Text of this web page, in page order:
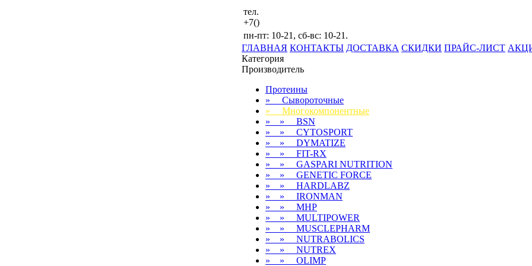
тел.
+7()
пн-пт: 10-21, сб-вс: 10-21.
ГЛАВНАЯ КОНТАКТЫ ДОСТАВКА СКИДКИ ПРАЙС-ЛИСТ
Категория
Производитель
Протеины
» Сывороточные
» Многокомпонентные
» » BSN
» » CYTOSPORT
» » DYMATIZE
» » FIT-RX
» » GASPARI NUTRITION
» » GENETIC FORCE
» » HARDLABZ
» » IRONMAN
» » MHP
» » MULTIPOWER
» » MUSCLEPHARM
» » NUTRABOLICS
» » NUTREX
» » OLIMP